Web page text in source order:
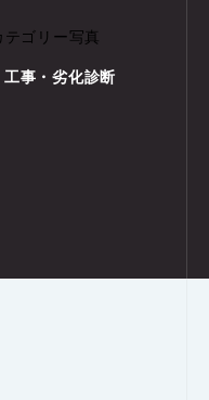
工事・劣化診断